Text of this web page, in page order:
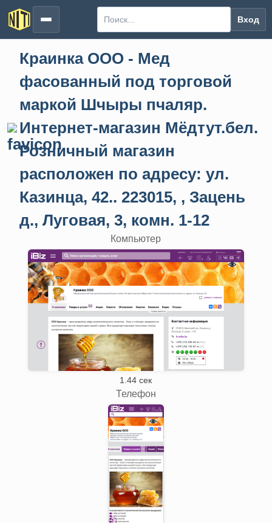
Вход
Краинка ООО - Мед
фасованный под торговой
маркой Шчыры пчаляр.
Интернет-магазин Мёдтут.бел.
Розничный магазин
расположен по адресу: ул.
Казинца, 42.. 223015, , Зацень
д., Луговая, 3, комн. 1-12
Компьютер
1.44 сек
Телефон